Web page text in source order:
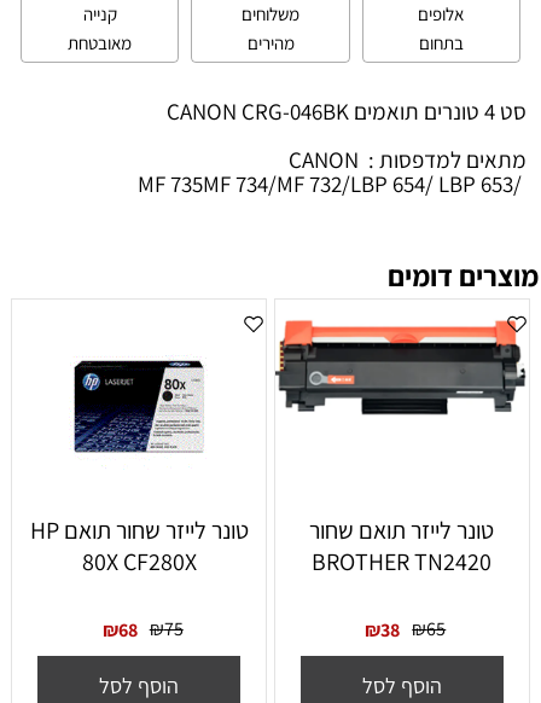
אלופים
בתחום
משלוחים
מהירים
קנייה
מאובטחת
סט 4 טונרים תואמים CANON CRG-046BK
מתאים למדפסות : CANON
/MF 735MF 734/MF 732/LBP 654/ LBP 653
מוצרים דומים
טונר לייזר תואם שחור
BROTHER TN2420
₪65
₪38
הוסף לסל
טונר לייזר ‏שחור תואם HP
80X CF280X
₪75
₪68
הוסף לסל